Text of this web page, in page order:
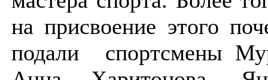
на присвоение этого
подали спортсмены